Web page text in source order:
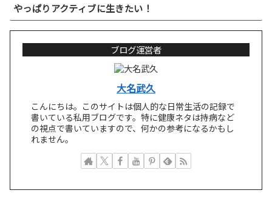
やっぱりアクティブに生きたい！
ブログ運営者
大名武久
こんにちは。このサイトは個人的な日常生活の記録で
書いている私用ブログです。特に健康ネタは持病など
の視点で書いていますので、何かの参考になるかもし
れません。